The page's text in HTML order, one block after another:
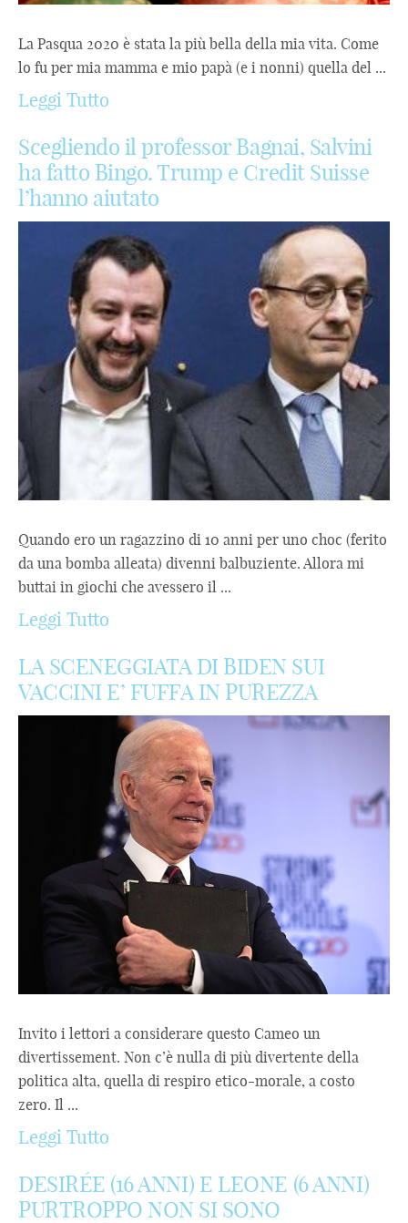
La Pasqua 2020 è stata la più bella della mia vita. Come
lo fu per mia mamma e mio papà (e i nonni) quella del ...
Leggi Tutto
Scegliendo il professor Bagnai, Salvini
ha fatto Bingo. Trump e Credit Suisse
l’hanno aiutato
Quando ero un ragazzino di 10 anni per uno choc (ferito
da una bomba alleata) divenni balbuziente. Allora mi
buttai in giochi che avessero il ...
Leggi Tutto
LA SCENEGGIATA DI BIDEN SUI
VACCINI E’ FUFFA IN PUREZZA
Invito i lettori a considerare questo Cameo un
divertissement. Non c’è nulla di più divertente della
politica alta, quella di respiro etico-morale, a costo
zero. Il ...
Leggi Tutto
DESIRÉE (16 ANNI) E LEONE (6 ANNI)
PURTROPPO NON SI SONO